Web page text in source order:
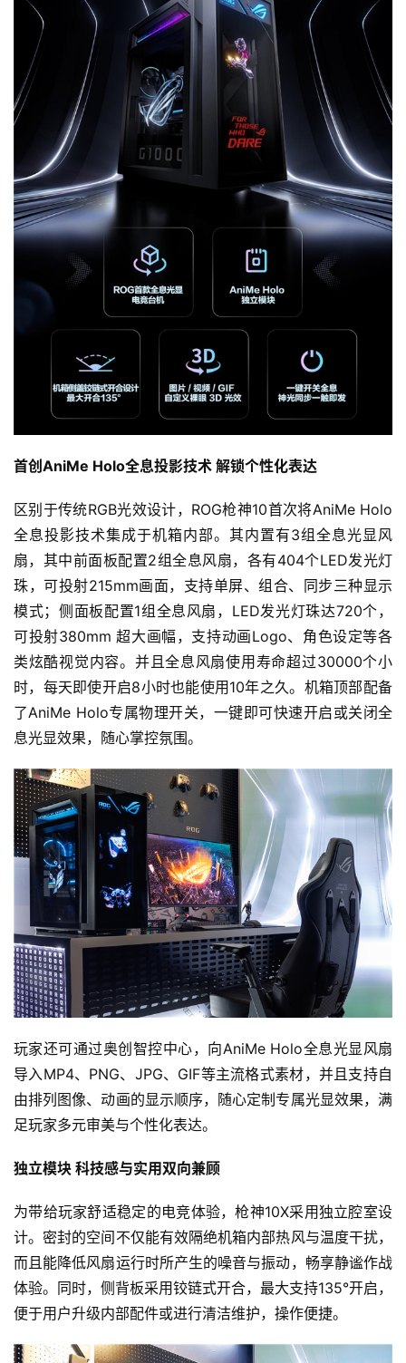
首
游
茶
原
创
游
戏
业
界
手
机
游
戏
单
机
游
戏
首创AniMe Holo全息投影技术 解锁个性化表达
区别于传统RGB光效设计，ROG枪神10首次将AniMe Holo
全息投影技术集成于机箱内部。其内置有3组全息光显风
扇，其中前面板配置2组全息风扇，各有404个LED发光灯
珠，可投射215mm画面，支持单屏、组合、同步三种显示
模式；侧面板配置1组全息风扇，LED发光灯珠达720个，
可投射380mm 超大画幅，支持动画Logo、角色设定等各
类炫酷视觉内容。并且全息风扇使用寿命超过30000个小
时，每天即使开启8小时也能使用10年之久。机箱顶部配备
了AniMe Holo专属物理开关，一键即可快速开启或关闭全
息光显效果，随心掌控氛围。
玩家还可通过奥创智控中心，向AniMe Holo全息光显风扇
导入MP4、PNG、JPG、GIF等主流格式素材，并且支持自
由排列图像、动画的显示顺序，随心定制专属光显效果，满
足玩家多元审美与个性化表达。
独立模块 科技感与实用双向兼顾
为带给玩家舒适稳定的电竞体验，枪神10X采用独立腔室设
计。密封的空间不仅能有效隔绝机箱内部热风与温度干扰，
而且能降低风扇运行时所产生的噪音与振动，畅享静谧作战
体验。同时，侧背板采用铰链式开合，最大支持135°开启，
便于用户升级内部配件或进行清洁维护，操作便捷。